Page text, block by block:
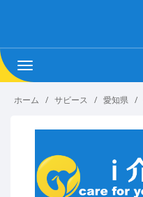
Toggle
navigation
ホーム サビース 愛知県